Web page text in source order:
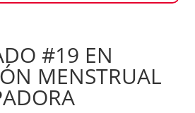
#19 EN
MENSTRUAL